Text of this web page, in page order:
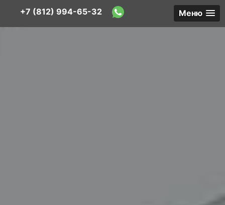
Меню
+7 (812) 994-65-32